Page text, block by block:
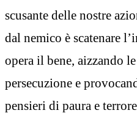
scusante delle nostre
dal nemico è scatenare
opera il bene, aizzando
persecuzione e
pensieri di paura e